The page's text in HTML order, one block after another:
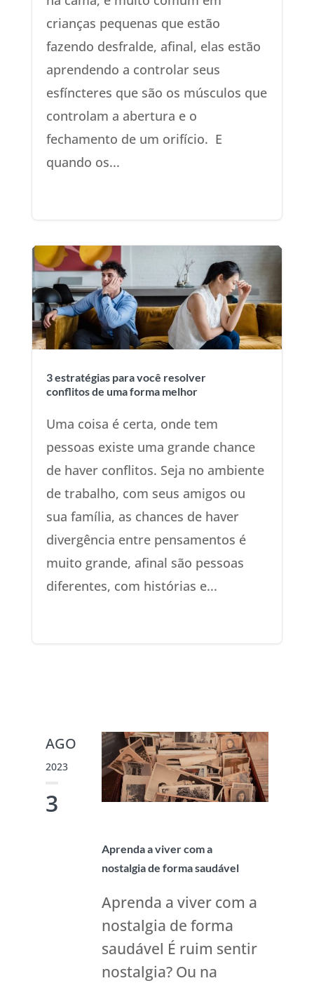
crianças pequenas que estão
fazendo desfralde, afinal, elas estão
aprendendo a controlar seus
esfíncteres que são os músculos que
controlam a abertura e o
fechamento de um orifício. E
quando os...
3 estratégias para você resolver
conflitos de uma forma melhor
Uma coisa é certa, onde tem
pessoas existe uma grande chance
de haver conflitos. Seja no ambiente
de trabalho, com seus amigos ou
sua família, as chances de haver
divergência entre pensamentos é
muito grande, afinal são pessoas
diferentes, com histórias e...
AGO
2023
3
Aprenda a viver com a
nostalgia de forma saudável
Aprenda a viver com a
nostalgia de forma
saudável É ruim sentir
nostalgia? Ou na